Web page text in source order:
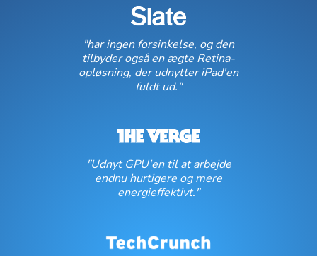
"har ingen forsinkelse, og den
tilbyder også en ægte Retina-
opløsning, der udnytter iPad'en
fuldt ud."
"Udnyt GPU'en til at arbejde
endnu hurtigere og mere
energieffektivt."